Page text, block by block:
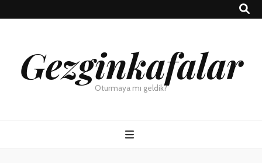
Gezginkafalar
Oturmaya mı geldik?